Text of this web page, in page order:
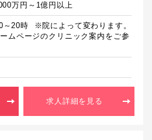
万円～1億円以上
～20時  ※院によって変わります。
ムページのクリニック案内をご参
求人詳細を見る